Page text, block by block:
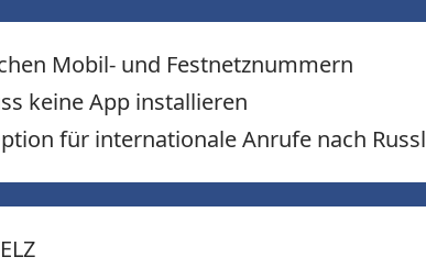
Mobil- und Festnetznummern
keine App installieren
für internationale Anrufe nach